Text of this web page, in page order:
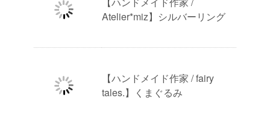
Atelier*miz】シルバーリング
【ハンドメイド作家 / fairy
tales.】くまぐるみ